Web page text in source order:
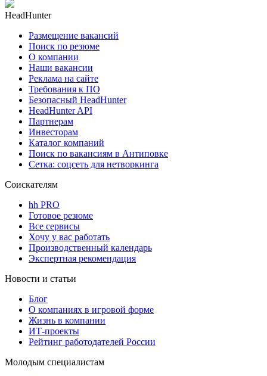
HeadHunter
Размещение вакансий
Поиск по резюме
О компании
Наши вакансии
Реклама на сайте
Требования к ПО
Безопасный HeadHunter
HeadHunter API
Партнерам
Инвесторам
Каталог компаний
Поиск по вакансиям в Антиповке
Сетка: соцсеть для нетворкинга
Соискателям
hh PRO
Готовое резюме
Все сервисы
Хочу у вас работать
Производственный календарь
Экспертная рекомендация
Новости и статьи
Блог
О компаниях в игровой форме
Жизнь в компании
ИТ-проекты
Рейтинг работодателей России
Молодым специалистам